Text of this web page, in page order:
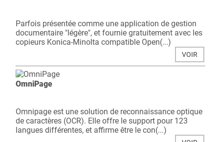
Parfois présentée comme une application de gestion
documentaire "légère", et fournie gratuitement avec les
copieurs Konica-Minolta compatible Open(...)
VOIR
OmniPage
Omnipage est une solution de reconnaissance optique
de caractères (OCR). Elle offre le support pour 123
langues différentes, et affirme être le con(...)